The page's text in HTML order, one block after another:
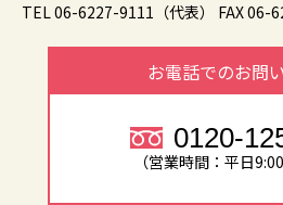
TEL 06-6227-9111（代表）
FAX 06-
お電話でのお問
0120-
（営業時間：平日